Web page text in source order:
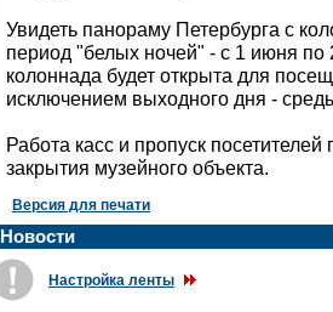
Увидеть панораму Петербурга с
период "белых ночей" - с 1 июня по
колоннада будет открыта для
исключением выходного дня -
Работа касс и пропуск
закрытия музейного объекта.
Версия для печати
Новости
Настройка ленты